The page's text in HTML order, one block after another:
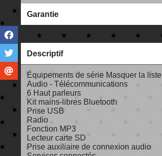
Garantie
Descriptif
Équipements de série Masquer la liste
Audio - Télécommunications
6 Haut parleurs
Kit mains-libres Bluetooth
Prise USB
Radio
Fonction MP3
Lecteur carte SD
Prise auxiliaire de connexion audio